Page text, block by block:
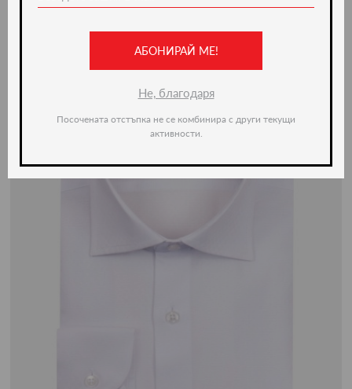
АБОНИРАЙ МЕ!
Не, благодаря
Посочената отстъпка не се комбинира с други текущи
активности.